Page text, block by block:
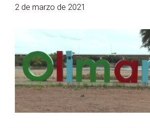
2 de marzo de 2021